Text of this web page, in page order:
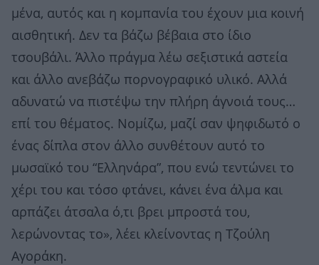
μένα, αυτός και η κομπανία του έχουν μια κοινή
αισθητική. Δεν τα βάζω βέβαια στο ίδιο
τσουβάλι. Άλλο πράγμα λέω σεξιστικά αστεία
και άλλο ανεβάζω πορνογραφικό υλικό. Αλλά
αδυνατώ να πιστέψω την πλήρη άγνοιά τους…
επί του θέματος. Νομίζω, μαζί σαν ψηφιδωτό ο
ένας δίπλα στον άλλο συνθέτουν αυτό το
μωσαϊκό του “Ελληνάρα”, που ενώ τεντώνει το
χέρι του και τόσο φτάνει, κάνει ένα άλμα και
αρπάζει άτσαλα ό,τι βρει μπροστά του,
λερώνοντας το», λέει κλείνοντας η Τζούλη
Αγοράκη.